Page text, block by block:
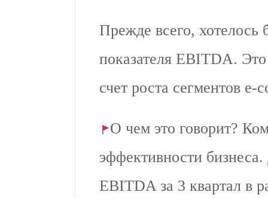
Прежде всего, хотелось
показателя EBITDA.
счет роста сегментов
О чем это говорит?
эффективности
EBITDA за 3 квартал в